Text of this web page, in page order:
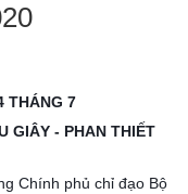
THÁNG 7
GIÂY - PHAN THIẾT
Chính phủ chỉ đạo Bộ